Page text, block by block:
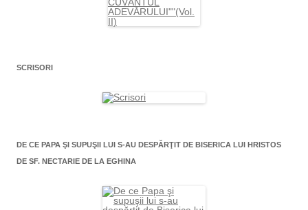
SCRISORI
DE CE PAPA ŞI SUPUŞII LUI S-AU DESPĂRŢIT DE BISERICA LUI HRISTOS
DE SF. NECTARIE DE LA EGHINA